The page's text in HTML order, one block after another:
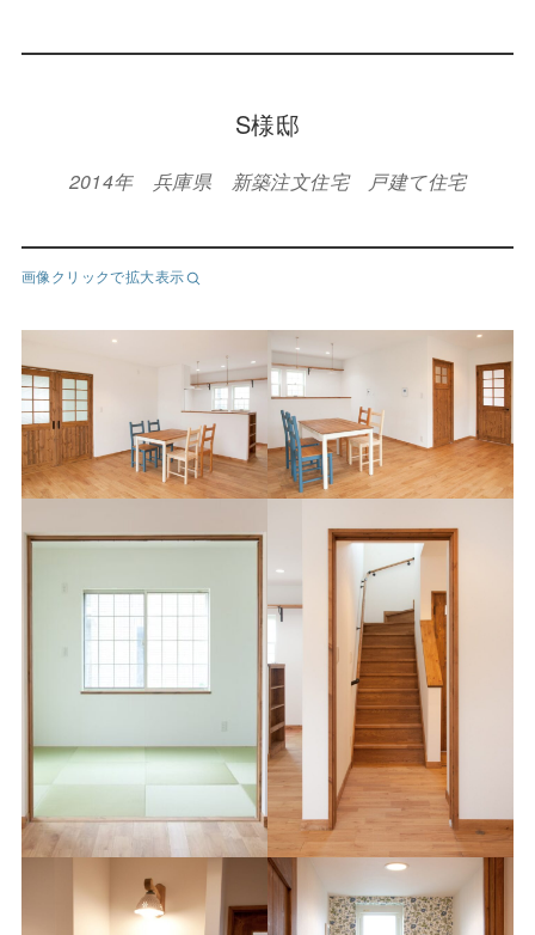
S様邸
2014年 兵庫県 新築注文住宅 戸建て住宅
画像クリックで拡大表示